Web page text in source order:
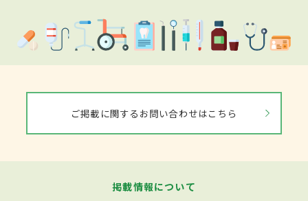
ご掲載に関するお問い合わせはこちら
掲載情報について